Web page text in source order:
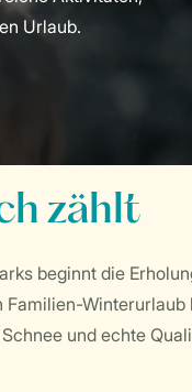
Urlaub.
zählt
beginnt die
Familien-
und echte